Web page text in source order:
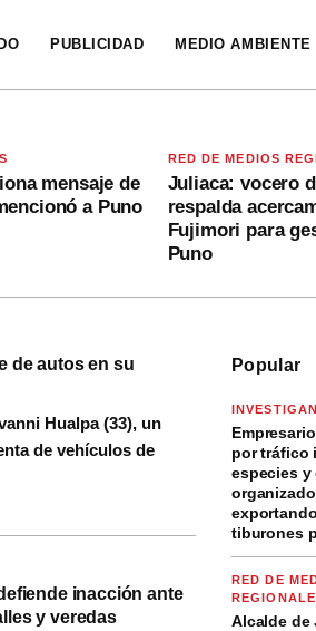
PUBLICIDAD MEDIO AMBIENTE
mensaje de
a Puno
RED DE MEDIOS
Juliaca: vocero
respalda
Fujimori para
Puno
de autos en su
Hualpa (33), un
de vehículos de
inacción ante
y veredas
Popular
por tráfico
especies y
tiburones
RED DE
Alcalde de